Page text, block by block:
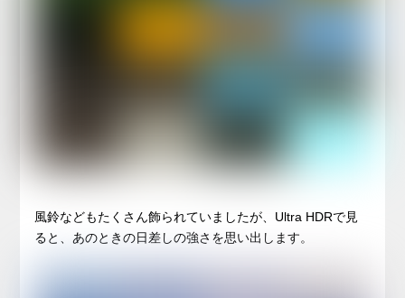
風鈴などもたくさん飾られていましたが、Ultra HDRで見
ると、あのときの日差しの強さを思い出します。